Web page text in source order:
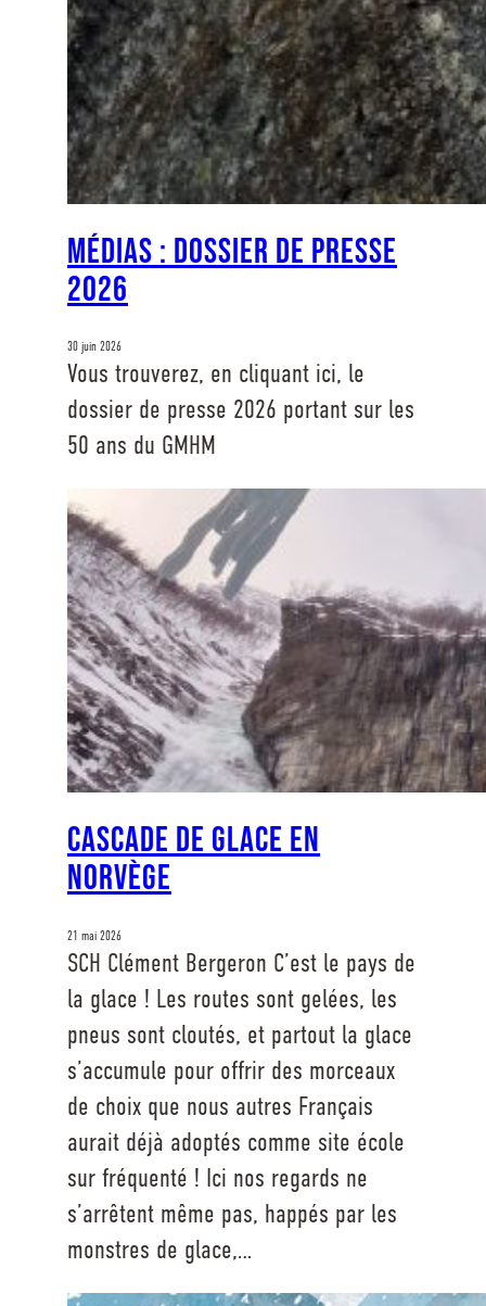
Médias : Dossier de presse
2026
30 juin 2026
Vous trouverez, en cliquant ici, le
dossier de presse 2026 portant sur les
50 ans du GMHM
CASCADE DE GLACE EN
NORVÈGE
21 mai 2026
SCH Clément Bergeron C’est le pays de
la glace ! Les routes sont gelées, les
pneus sont cloutés, et partout la glace
s’accumule pour offrir des morceaux
de choix que nous autres Français
aurait déjà adoptés comme site école
sur fréquenté ! Ici nos regards ne
s’arrêtent même pas, happés par les
monstres de glace,…